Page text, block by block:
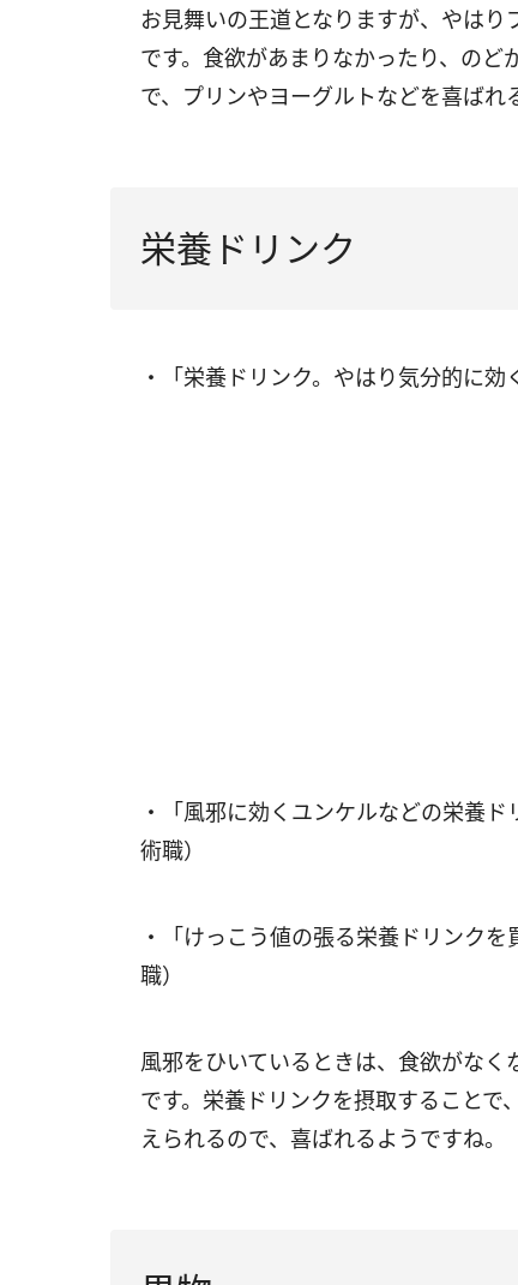
お見舞いの王道となりますが、やは
です。食欲があまりなかったり、の
で、プリンやヨーグルトなどを喜ばれ
栄養ドリンク
・「栄養ドリンク。やはり気分的に効
・「風邪に効くユンケルなどの栄養
術職）
・「けっこう値の張る栄養ドリンク
職）
風邪をひいているときは、食欲がな
です。栄養ドリンクを摂取すること
えられるので、喜ばれるようですね。